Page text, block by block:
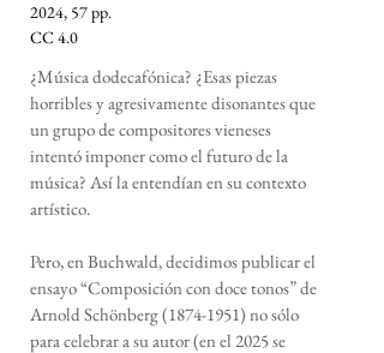
2024, 57 pp.
CC 4.0
¿Música dodecafónica? ¿Esas piezas
horribles y agresivamente disonantes que
un grupo de compositores vieneses
intentó imponer como el futuro de la
música? Así la entendían en su contexto
artístico.
Pero, en Buchwald, decidimos publicar el
ensayo “Composición con doce tonos” de
Arnold Schönberg(1874-1951) no sólo
para celebrar a su autor (en el 2025 se